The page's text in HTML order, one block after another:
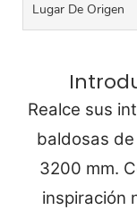
Lugar De Origen
Realce sus
baldosas
3200 mm.
inspiración